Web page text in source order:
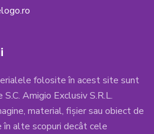
folosite în acest site sunt
Amigio Exclusiv S.R.L.
material, fișier sau obiect de
alte scopuri decât cele